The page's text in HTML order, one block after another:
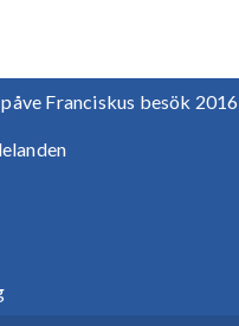
Franciskus besök 2016